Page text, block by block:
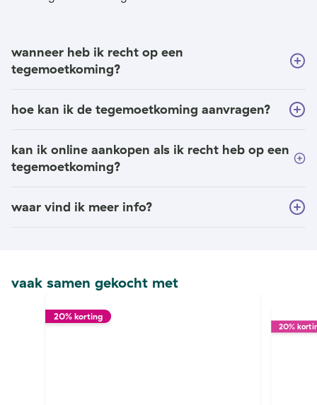
wanneer heb ik recht op een
tegemoetkoming?
hoe kan ik de tegemoetkoming aanvragen?
kan ik online aankopen als ik recht heb op een
tegemoetkoming?
waar vind ik meer info?
vaak samen gekocht met
20% korting
20%